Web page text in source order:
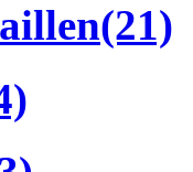
(21)